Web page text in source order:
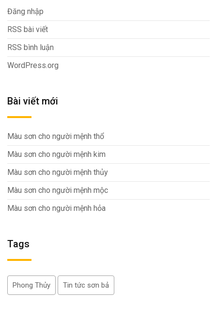
Đăng nhập
RSS bài viết
RSS bình luận
WordPress.org
Bài viết mới
Màu sơn cho người mệnh thổ
Màu sơn cho người mệnh kim
Màu sơn cho người mệnh thủy
Màu sơn cho người mệnh mộc
Màu sơn cho người mệnh hỏa
Tags
Phong Thủy Tin tức sơn bả